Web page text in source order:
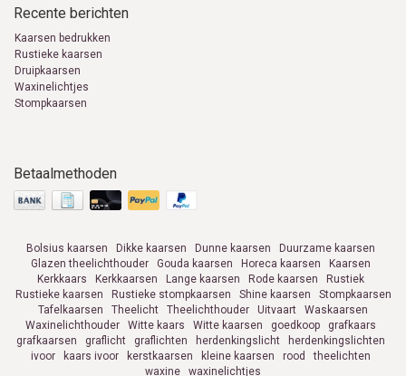
Recente berichten
Kaarsen bedrukken
Rustieke kaarsen
Druipkaarsen
Waxinelichtjes
Stompkaarsen
Betaalmethoden
Bolsius kaarsen Dikke kaarsen Dunne kaarsen
Duurzame kaarsen
Glazen theelichthouder
Gouda kaarsen Horeca kaarsen
Kaarsen
Kerkkaars
Kerkkaarsen Lange kaarsen Rode kaarsen
Rustiek
Rustieke kaarsen
Rustieke stompkaarsen Shine kaarsen
Stompkaarsen
Tafelkaarsen
Theelicht Theelichthouder Uitvaart
Waskaarsen
Waxinelichthouder
Witte kaars Witte kaarsen goedkoop
grafkaars
grafkaarsen
graflicht graflichten herdenkingslicht
herdenkingslichten
ivoor
kaars ivoor kerstkaarsen kleine kaarsen rood
theelichten
waxine
waxinelichtjes